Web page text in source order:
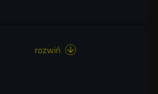
rozwiń 